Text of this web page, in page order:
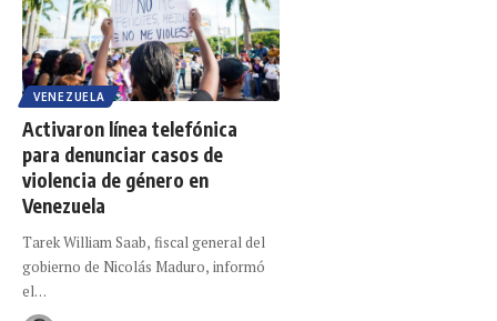
VENEZUELA
Activaron línea telefónica
para denunciar casos de
violencia de género en
Venezuela
Tarek William Saab, fiscal general del
gobierno de Nicolás Maduro, informó
el…